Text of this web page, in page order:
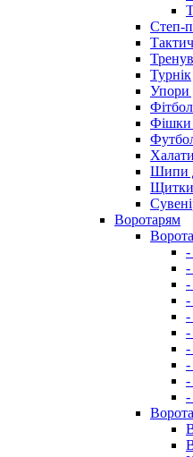
Степ-
Турнік
Упори
Фітбол
Фішки
Халати
Шипи
Щитки
Воротарям
-
-
-
-
-
-
-
-
-
-